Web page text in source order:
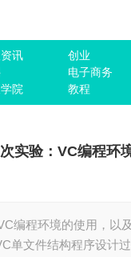
讯 创业
电子商务
院 教程
实验：VC编程环
编程环境的使用，以
单文件结构程序设计